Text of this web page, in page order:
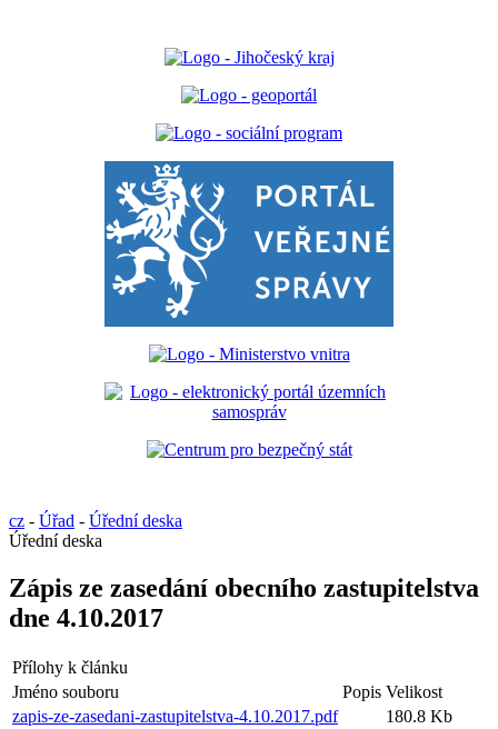
cz - Úřad - Úřední deska
Úřední deska
Zápis ze zasedání obecního zastupitelstva
dne 4.10.2017
Přílohy k článku
Jméno souboru
Popis Velikost
zapis-ze-zasedani-zastupitelstva-4.10.2017.pdf
180.8 Kb